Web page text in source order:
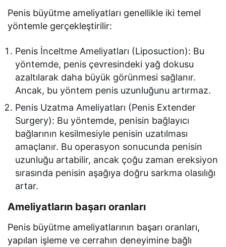
Penis büyütme ameliyatları genellikle iki temel
yöntemle gerçekleştirilir:
Penis İnceltme Ameliyatları (Liposuction): Bu
yöntemde, penis çevresindeki yağ dokusu
azaltılarak daha büyük görünmesi sağlanır.
Ancak, bu yöntem penis uzunluğunu artırmaz.
Penis Uzatma Ameliyatları (Penis Extender
Surgery): Bu yöntemde, penisin bağlayıcı
bağlarının kesilmesiyle penisin uzatılması
amaçlanır. Bu operasyon sonucunda penisin
uzunluğu artabilir, ancak çoğu zaman ereksiyon
sırasında penisin aşağıya doğru sarkma olasılığı
artar.
Ameliyatların başarı oranları
Penis büyütme ameliyatlarının başarı oranları,
yapılan işleme ve cerrahın deneyimine bağlı